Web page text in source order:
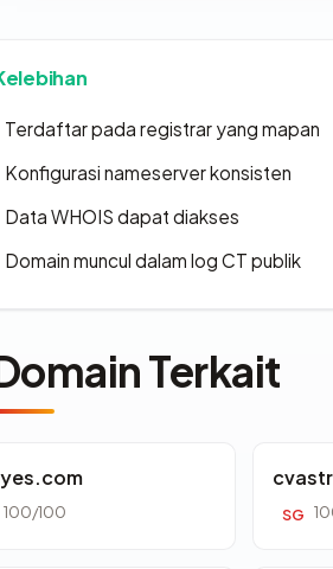
Terdaftar pada registrar yang mapan
Konfigurasi nameserver konsisten
Data WHOIS dapat diakses
Domain muncul dalam log CT publik
Terkait
100/100 SG